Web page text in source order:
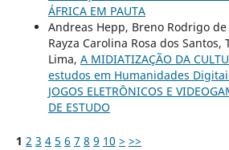
ÁFRICA EM PAUTA
Andreas Hepp, Breno Rodrigo
Rayza Carolina Rosa dos
Lima, A MIDIATIZAÇÃO DA
estudos em Humanidades
JOGOS ELETRÔNICOS E
DE ESTUDO
1 2 3 4 5 6 7 8 9 10 > >>